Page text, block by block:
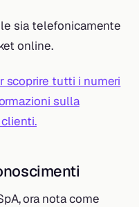
sia telefonicamente
online.
scoprire tutti i numeri
sulla
ora nota come